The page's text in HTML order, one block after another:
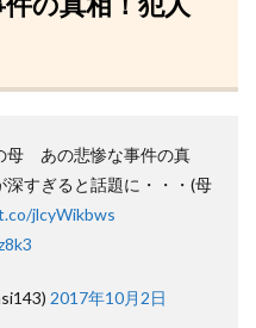
母 あの悲惨な事件の真
すぎると話題に・・・(母
jlcyWikbws
2017年10月2日